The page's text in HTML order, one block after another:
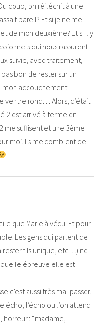
coup, on réfléchit à une
pareil? Et si je ne me
de mon deuxième? Et si il y
qui nous rassurent
suivie, avec traitement,
bon de rester sur un
mon accouchement
ventre rond… Alors, c’était
2 est arrivé à terme en
me suffisent et une 3ème
moi. Ils me comblent de
que Marie à vécu. Et pour
Les gens qui parlent de
rester fils unique, etc…) ne
quelle épreuve elle est
c’est aussi très mal passer.
écho, l’écho ou l’on attend
horreur : “madame,